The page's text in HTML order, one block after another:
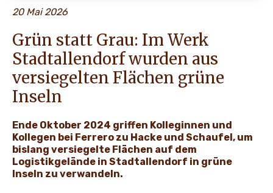
20 Mai 2026
Grün statt Grau: Im Werk
Stadtallendorf wurden aus
versiegelten Flächen grüne
Inseln
Ende Oktober 2024 griffen Kolleginnen und
Kollegen bei Ferrero zu Hacke und Schaufel, um
bislang versiegelte Flächen auf dem
Logistikgelände in Stadtallendorf in grüne
Inseln zu verwandeln.